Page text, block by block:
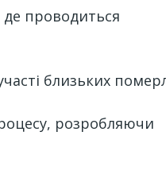
де проводиться
близьких
розробляючи